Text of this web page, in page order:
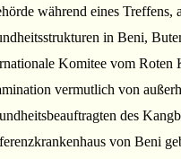
während eines
in Beni,
Komitee vom
vermutlich von
des
von Beni